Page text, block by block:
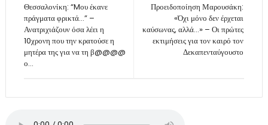
Προειδοποίηση Μαρουσάκη:
«Όχι μόνο δεν έρχεται
καύσωνας, αλλά…» – Οι πρώτες
εκτιμήσεις για τον καιρό τον
Δεκαπενταύγουστο
Θεσσαλονίκη: “Mου έκανε
πράγματα φρικτά…” –
Ανατριχιάζουν όσα λέει η
10χρονη που την κρατούσε η
μητέρα της για να τη β@@@@
ο…